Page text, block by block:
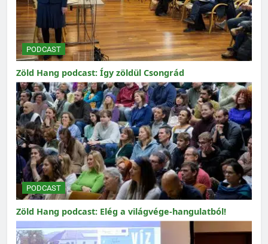
PODCAST
Zöld Hang podcast: Így zöldül Csongrád
PODCAST
Zöld Hang podcast: Elég a világvége-hangulatból!